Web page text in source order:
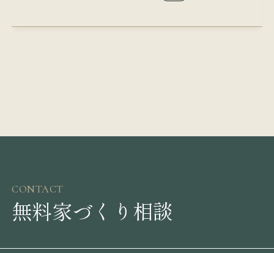
CONTACT
無料家づくり相談